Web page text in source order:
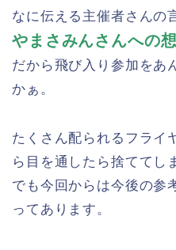
なに伝える主催者さんの
やまさみんさんへの
だから飛び入り参加をあ
かぁ。
たくさん配られるフライ
ら目を通したら捨ててし
でも今回からは今後の参
ってあります。